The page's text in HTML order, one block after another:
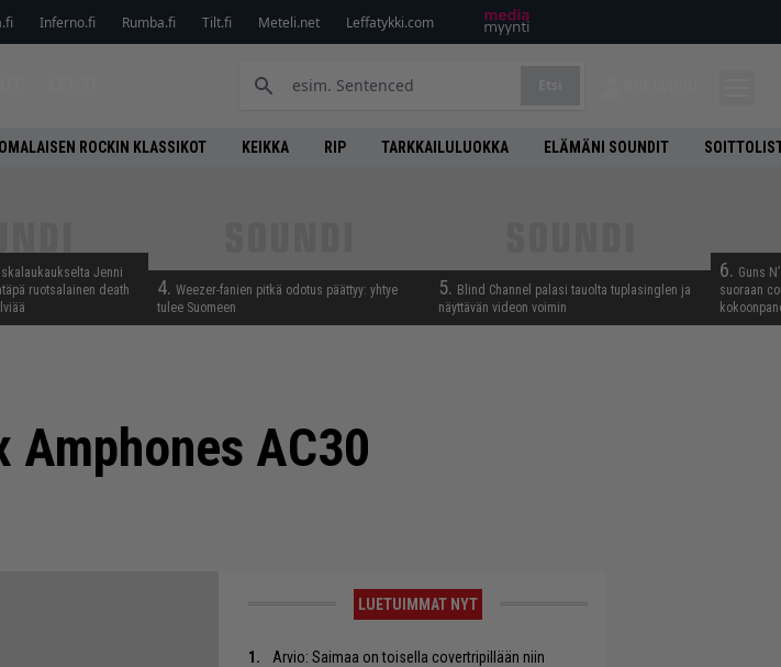
Inferno.fi Rumba.fi Tilt.fi Meteli.net Leffatykki.com
ROCKIN KLASSIKOT KEIKKA RIP TARKKAILULUOKKA ELÄMÄNI SOUNDIT
Jenni
ruotsalainen death
4. Weezer-fanien pitkä odotus päättyy: yhtye
tulee Suomeen
5. Blind Channel palasi tauolta tuplasinglen ja
näyttävän videon voimin
6. Guns
suoraan
AC30
LUETUIMMAT NYT
Arvio: Saimaa on toisella covertripillään niin